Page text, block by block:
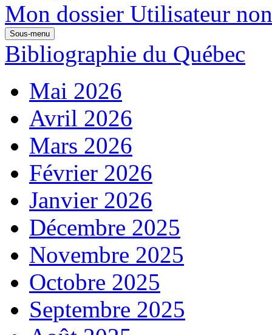
Mon dossier Utilisateur
Sous-menu
Bibliographie du Québec
Mai 2026
Avril 2026
Mars 2026
Février 2026
Janvier 2026
Décembre 2025
Novembre 2025
Octobre 2025
Septembre 2025